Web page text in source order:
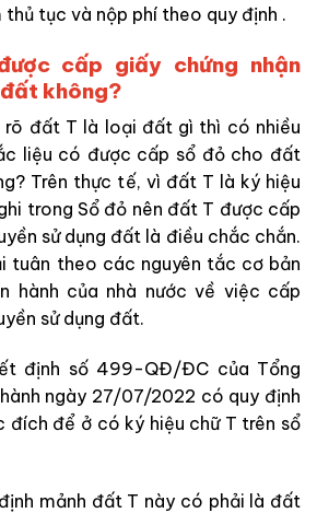
thủ tục và nộp phí theo quy định .
cấp giấy chứng nhận
không?
rõ đất T là loại đất gì thì có nhiều
liệu có được cấp sổ đỏ cho đất
Trên thực tế, vì đất T là ký hiệu
trong Sổ đỏ nên đất T được cấp
sử dụng đất là điều chắc chắn.
tuân theo các nguyên tắc cơ bản
hành của nhà nước về việc cấp
sử dụng đất.
định số 499-QĐ/ĐC của Tổng
ngày 27/07/2022 có quy định
đích để ở có ký hiệu chữ T trên sổ
mảnh đất T này có phải là đất